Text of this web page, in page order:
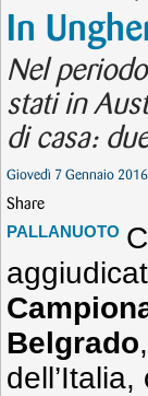
In
Nel
stati in
di casa:
Giovedì 7 Gennaio 2016
Share
PALLANUOTO
Belgrado